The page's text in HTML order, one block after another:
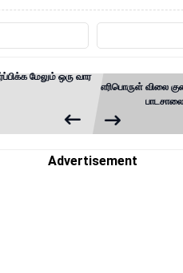
மேலும் ஒரு வார
எரிபொருள் விலை
Advertisement